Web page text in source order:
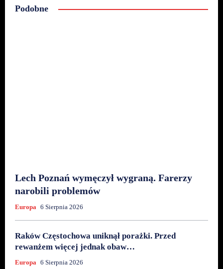
Podobne
Lech Poznań wymęczył wygraną. Farerzy
narobili problemów
Europa 6 Sierpnia 2026
Raków Częstochowa uniknął porażki. Przed
rewanżem więcej jednak obaw…
Europa 6 Sierpnia 2026